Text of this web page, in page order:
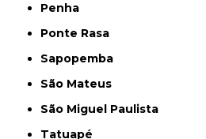
Penha
Ponte Rasa
Sapopemba
São Mateus
São Miguel Paulista
Tatuapé